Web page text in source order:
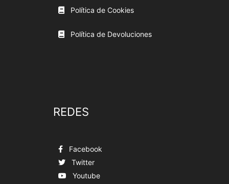
Política de Cookies
Política de Devoluciones
REDES
Facebook
Twitter
Youtube